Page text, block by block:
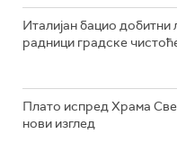
Италијан бацио добитни
радници градске
Плато испред Храма
нови изглед